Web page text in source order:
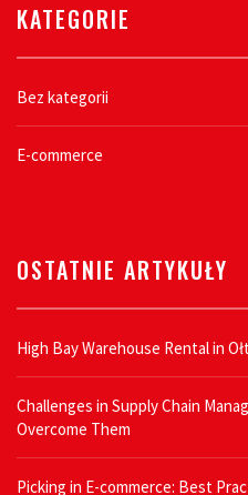
KATEGORIE
Bez kategorii
E-commerce
OSTATNIE ARTYKUŁY
High Bay Warehouse Rental in
Challenges in Supply Chain
Overcome Them
Picking in E-commerce: Best